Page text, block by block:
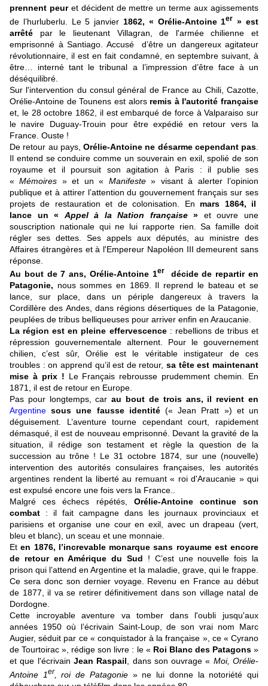
prennent peuret décident de mettre un terme aux agissements
de l’hurluberlu. Le 5 janvier 1862, « Orélie-Antoine 1er » est
arrêté par le lieutenant Villagran, de l'armée chilienne et
emprisonné à Santiago. Accusé d’être un dangereux agitateur
révolutionnaire, il est en fait condamné, en septembre suivant, à
être… interné tant le tribunal a l’impression d’être face à un
déséquilibré.
Sur l'intervention du consul général de France au Chili, Cazotte,
Orélie-Antoine de Tounens est alors remis à l'autorité française
et, le 28 octobre 1862, il est embarqué de force à Valparaiso sur
le navire Duguay-Trouin pour être expédié en retour vers la
France. Ouste !
De retour au pays, Orélie-Antoine ne désarme cependant pas
Il entend se conduire comme un souverain en exil, spolié de son
royaume et il poursuit son agitation à Paris : il publie ses
«Mémoires » et un « Manifeste» visant à alerter l’opinion
publique et à attirer l’attention du gouvernement français sur ses
projets de restauration et de colonisation. En mars 1864, il
lance un « Appel à la Nation française» et ouvre une
souscription nationale qui ne lui rapporte rien. Sa famille doit
régler ses dettes. Ses appels aux députés, au ministre des
Affaires étrangères et à l'Empereur Napoléon III demeurent sans
réponse.
Au bout de 7 ans, Orélie-Antoine 1er
décide de repartir en
Patagonie, nous sommes en 1869. Il reprend le bateau et se
lance, sur place, dans un périple dangereux à travers la
Cordillère des Andes, dans régions désertiques de la Patagonie,
peuplées de tribus belliqueuses pour arriver enfin en Araucanie.
La région est en pleine effervescence: rebellions de tribus et
répression gouvernementale alternent. Pour le gouvernement
chilien, c’est sûr, Orélie est le véritable instigateur de ces
troubles : on apprend qu’il est de retour,sa tête est maintenant
mise à prix ! Le Français rebrousse prudemment chemin. En
1871, il est de retour en Europe.
Pas pour longtemps, carau bout de trois ans, il revient en
Argentine sous une fausse identité(« Jean Pratt ») et un
déguisement. L’aventure tourne cependant court, rapidement
démasqué, il est de nouveau emprisonné. Devant la gravité de la
situation, il rédige son testament et règle la question de la
succession au trône ! Le 31 octobre 1874, sur une (nouvelle)
intervention des autorités consulaires françaises, les autorités
argentines rendent la liberté au remuant « roi d'Araucanie » qui
est expulsé encore une fois vers la France..
Malgré ces échecs répétés, Orélie-Antoine continue son
combat : il fait campagne dans les journaux provinciaux et
parisiens et organise une cour en exil, avec un drapeau (vert,
bleu et blanc), un sceau et une monnaie.
Eten 1876, l’increvable monarque sans royaume est encore
de retour en Amérique du Sud ! C’est une nouvelle fois la
prison qui l’attend en Argentine et la maladie, grave, qui le frappe.
Ce sera donc son dernier voyage. Revenu en France au début
de 1877, il va se retirer définitivement dans son village natal de
Dordogne.
Cette incroyable aventure va tomber dans l'oubli jusqu'aux
années 1950 où l’écrivain Saint-Loup, de son vrai nom Marc
Augier, séduit par ce « conquistador à la française », ce « Cyrano
de Tourtoirac », rédige son livre : le « Roi Blanc des Patagons»
et que l'écrivain Jean Raspail, dans son ouvrage « Moi, Orélie-
Antoine 1er , roi de Patagonie» ne lui donne la notoriété qui